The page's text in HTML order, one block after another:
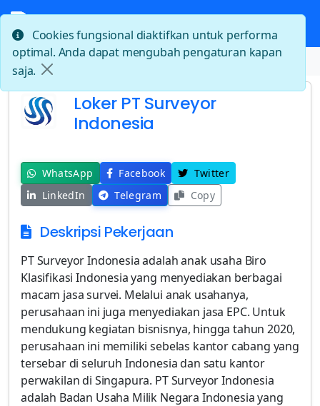
Beranda Loker PT Surveyor Indonesia
Loker PT Surveyor
Indonesia
WhatsApp Facebook
Twitter
LinkedIn
Telegram Copy
Deskripsi Pekerjaan
PT Surveyor Indonesia adalah anak usaha Biro
Klasifikasi Indonesia yang menyediakan berbagai
macam jasa survei. Melalui anak usahanya,
perusahaan ini juga menyediakan jasa EPC. Untuk
mendukung kegiatan bisnisnya, hingga tahun 2020,
perusahaan ini memiliki sebelas kantor cabang yang
tersebar di seluruh Indonesia dan satu kantor
perwakilan di Singapura. PT Surveyor Indonesia
adalah Badan Usaha Milik Negara Indonesia yang
Cookies fungsional diaktifkan untuk performa
optimal. Anda dapat mengubah pengaturan kapan
saja.